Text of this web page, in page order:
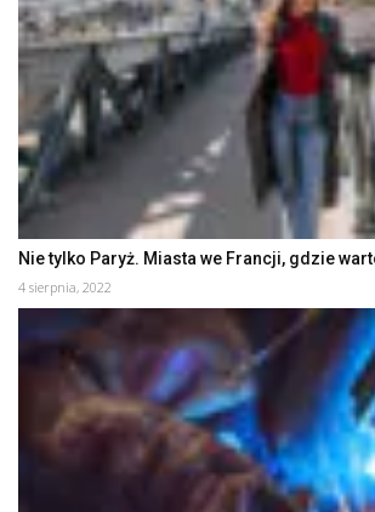
Nie tylko Paryż. Miasta we Francji, gdzie
4 sierpnia, 2022